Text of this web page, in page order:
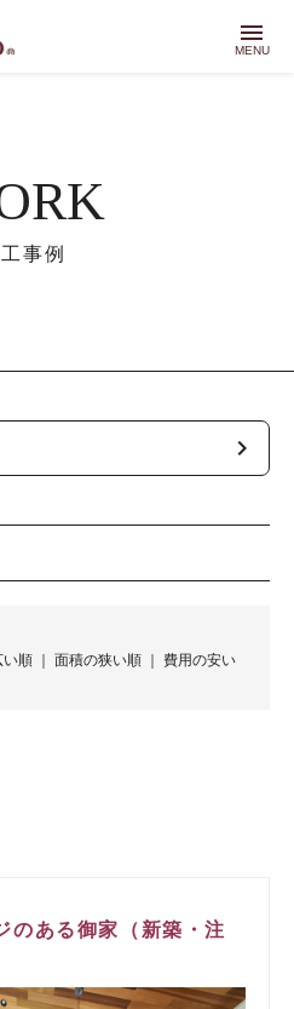
menu
MENU
事例
chevron_right
い順 面積の狭い順
費用の安い
のある御家（新築・注